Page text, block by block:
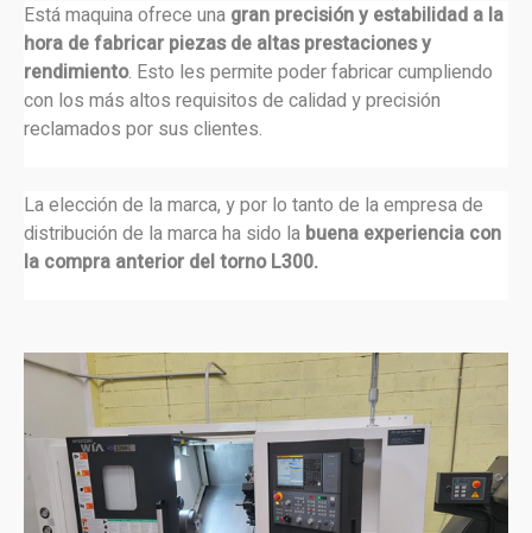
Está maquina ofrece una gran precisión y estabilidad a la
hora de fabricar piezas de altas prestaciones y
rendimiento. Esto les permite poder fabricar cumpliendo
con los más altos requisitos de calidad y precisión
reclamados por sus clientes.
La elección de la marca, y por lo tanto de la empresa de
distribución de la marca ha sido la buena experiencia con
la compra anterior del torno L300.